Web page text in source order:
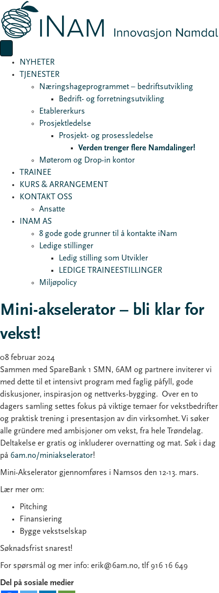
NYHETER
TJENESTER
Næringshageprogrammet – bedriftsutvikling
Bedrift- og forretningsutvikling
Etablererkurs
Prosjektledelse
Prosjekt- og prosessledelse
Verden trenger flere Namdalinger!
Møterom og Drop-in kontor
TRAINEE
KURS & ARRANGEMENT
KONTAKT OSS
Ansatte
INAM AS
8 gode gode grunner til å kontakte iNam
Ledige stillinger
Ledig stilling som Utvikler
LEDIGE TRAINEESTILLINGER
Miljøpolicy
Mini-akselerator – bli klar for
vekst!
08 februar 2024
Sammen med SpareBank 1 SMN, 6AM og partnere inviterer vi
med dette til et intensivt program med faglig påfyll, gode
diskusjoner, inspirasjon og nettverks-bygging. Over en to
dagers samling settes fokus på viktige temaer for vekstbedrifter
og praktisk trening i presentasjon av din virksomhet. Vi søker
alle gründere med ambisjoner om vekst, fra hele Trøndelag.
Deltakelse er gratis og inkluderer overnatting og mat. Søk i dag
på 6am.no/miniakselerator!
Mini-Akselerator gjennomføres i Namsos den 12-13. mars.
Lær mer om:
Pitching
Finansiering
Bygge vekstselskap
Søknadsfrist snarest!
For spørsmål og mer info: erik@6am.no, tlf 916 16 649
Del på sosiale medier